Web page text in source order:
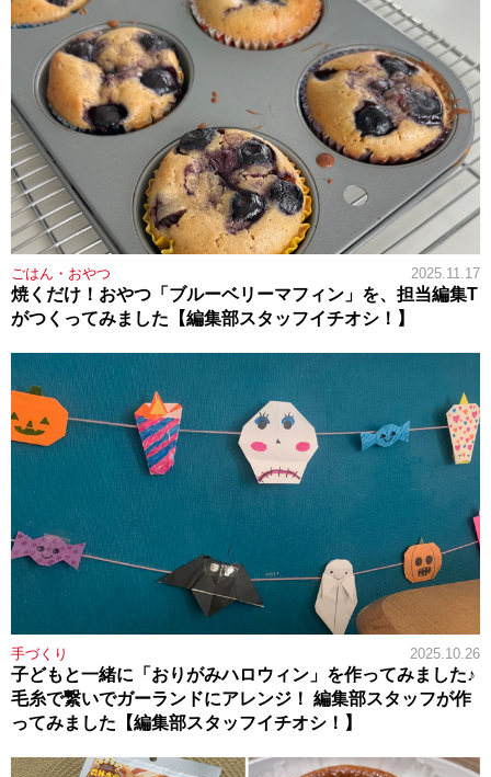
ごはん・おやつ 2025.11.17
焼くだけ！おやつ「ブルーベリーマフィン」を、担当編集T
がつくってみました【編集部スタッフイチオシ！】
手づくり 2025.10.26
子どもと一緒に「おりがみハロウィン」を作ってみました♪
毛糸で繋いでガーランドにアレンジ！ 編集部スタッフが作
ってみました【編集部スタッフイチオシ！】